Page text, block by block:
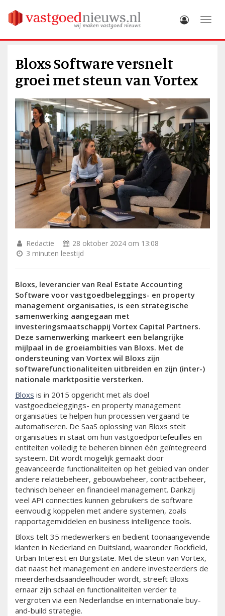
Bloxs Software versnelt
groei met steun van Vortex
Redactie
28 oktober 2024 om 13:08
3 minuten leestijd
Bloxs, leverancier van Real Estate Accounting
Software voor vastgoedbeleggings- en property
management organisaties, is een strategische
samenwerking aangegaan met
investeringsmaatschappij Vortex Capital Partners.
Deze samenwerking markeert een belangrijke
mijlpaal in de groeiambities van Bloxs. Met de
ondersteuning van Vortex wil Bloxs zijn
softwarefunctionaliteiten uitbreiden en zijn (inter-)
nationale marktpositie versterken.
Bloxs is in 2015 opgericht met als doel
vastgoedbeleggings- en property management
organisaties te helpen hun processen vergaand te
automatiseren. De SaaS oplossing van Bloxs stelt
organisaties in staat om hun vastgoedportefeuilles en
entiteiten volledig te beheren binnen één geïntegreerd
systeem. Dit wordt mogelijk gemaakt door
geavanceerde functionaliteiten op het gebied van onder
andere relatiebeheer, gebouwbeheer, contractbeheer,
technisch beheer en financieel management. Dankzij
veel API connecties kunnen gebruikers de software
eenvoudig koppelen met andere systemen, zoals
rapportagemiddelen en business intelligence tools.
Bloxs telt 35 medewerkers en bedient toonaangevende
klanten in Nederland en Duitsland, waaronder Rockfield,
Urban Interest en Burgstate. Met de steun van Vortex,
dat naast het management en andere investeerders de
meerderheidsaandeelhouder wordt, streeft Bloxs
ernaar zijn schaal en functionaliteiten verder te
vergroten via een Nederlandse en internationale buy-
and-build strategie.